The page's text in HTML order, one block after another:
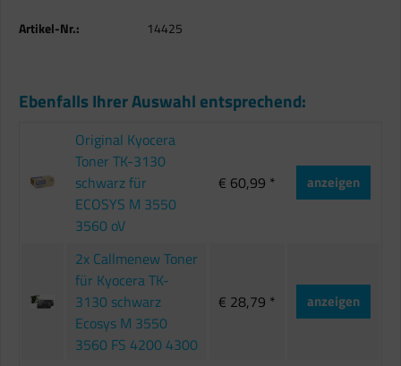
Artikel-Nr.: 14425
Ebenfalls Ihrer Auswahl entsprechend:
Original Kyocera
Toner TK-3130
schwarz für
ECOSYS M 3550
3560 oV
€ 60,99 * anzeigen
2x Callmenew Toner
für Kyocera TK-
3130 schwarz
Ecosys M 3550
3560 FS 4200 4300
€ 28,79 * anzeigen